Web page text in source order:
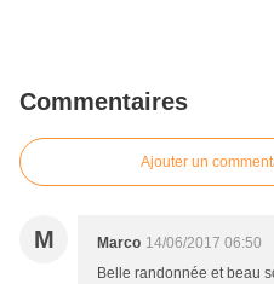
Commentaires
Ajouter un
M Marco 14/06/2017 06:50
Belle randonnée et beau